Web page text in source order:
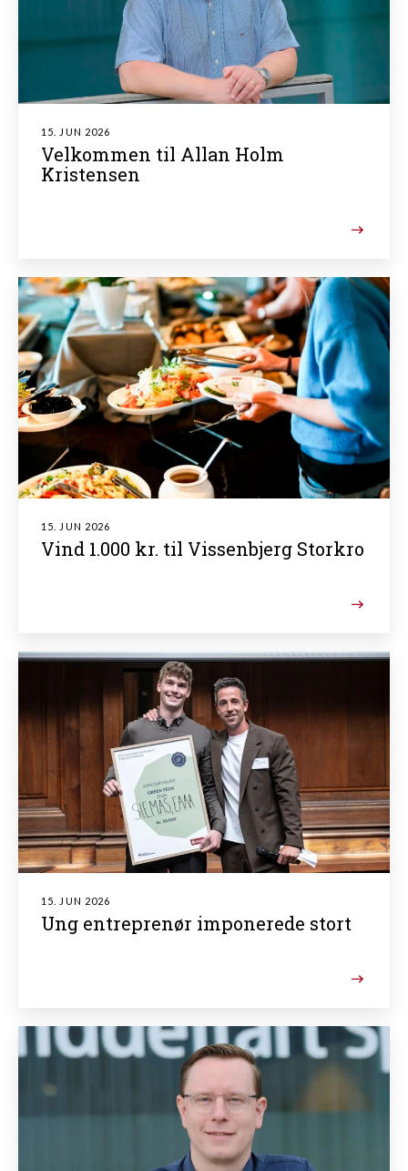
15. JUN 2026
Velkommen til Allan Holm
Kristensen
15. JUN 2026
Vind 1.000 kr. til Vissenbjerg Storkro
15. JUN 2026
Ung entreprenør imponerede stort